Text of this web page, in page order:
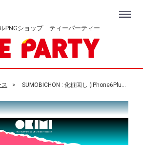
PNGショップ ティーパーティー
Menu
SUMOBICHON : 化粧回し (iPhone6Plus/6sPlus)